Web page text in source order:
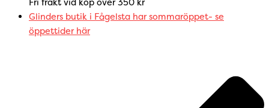
Glinders butik i Fågelsta har sommaröppet- se
öppettider här